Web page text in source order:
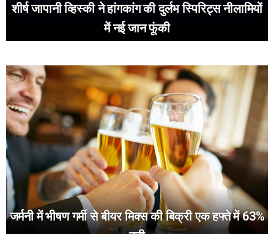
शीर्ष जापानी व्हिस्की ने हांगकांग की दुर्लभ स्पिरिट्स नीलामियों
में नई जान फूंकी
जर्मनी में भीषण गर्मी से बीयर मिक्स की बिक्री एक हफ्ते में 63%